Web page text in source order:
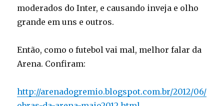
moderados do Inter, e causando inveja e olho
grande em uns e outros.
Então, como o futebol vai mal, melhor falar da
Arena. Confiram:
http://arenadogremio.blogspot.com.br/2012/06/